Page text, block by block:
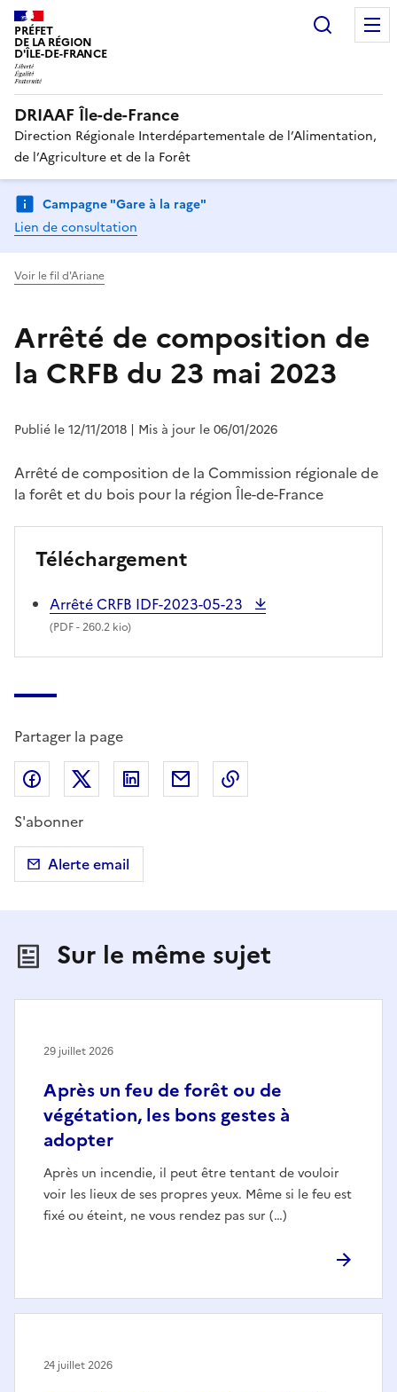
PRÉFET
DE LA RÉGION
D'ÎLE-DE-FRANCE
DRIAAF Île-de-France
Direction Régionale Interdépartementale de l’Alimentation,
de l’Agriculture et de la Forêt
Campagne "Gare à la rage"
Lien de consultation
Voir le fil d'Ariane
Arrêté de composition de
la CRFB du 23 mai 2023
Publié le 12/11/2018 | Mis à jour le 06/01/2026
Arrêté de composition de la Commission régionale de
la forêt et du bois pour la région Île-de-France
Téléchargement
Arrêté CRFB IDF-2023-05-23
(PDF- 260.2 kio)
Partager la page
Partager sur Facebook
Partager sur X (anciennement Twitter)
Partager sur LinkedIn
Partager par email
S'abonner
Alerte email
Sur le même sujet
Après un feu de forêt ou de
végétation, les bons gestes à
adopter
Après un incendie, il peut être tentant de vouloir
voir les lieux de ses propres yeux. Même si le feu est
fixé ou éteint, ne vous rendez pas sur (…)
29 juillet 2026
24 juillet 2026